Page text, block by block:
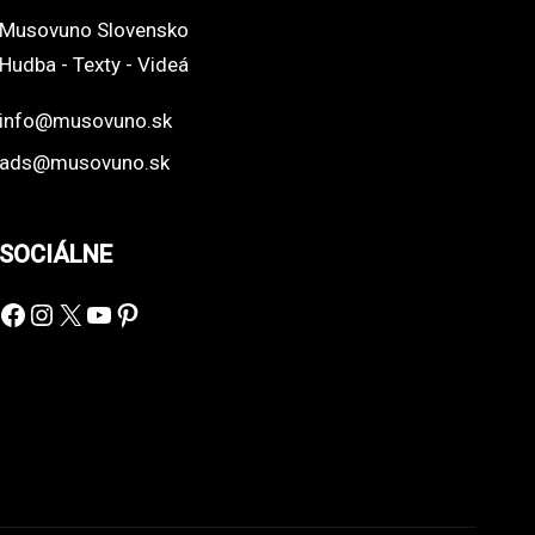
Musovuno Slovensko
Hudba - Texty - Videá
info@musovuno.sk
ads@musovuno.sk
SOCIÁLNE
Facebook
Instagram
X YouTube
Pinterest